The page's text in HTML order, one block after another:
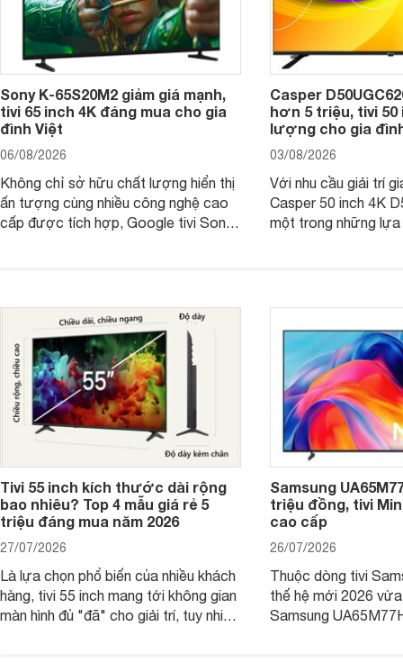
Sony K-65S20M2 giảm giá mạnh,
tivi 65 inch 4K đáng mua cho gia
đình Việt
06/08/2026
Không chỉ sở hữu chất lượng hiển thị
ấn tượng cùng nhiều công nghệ cao
cấp được tích hợp, Google tivi Sony
Casper
hơn 5 triệu, tivi 50
lượng cho gia
03/08/2026
Với nhu cầu giải trí
Casper 50 inch 4K
một trong những lựa
Tivi 55 inch kích thước dài rộng
bao nhiêu? Top 4 mẫu giá rẻ 5
triệu đáng mua năm 2026
27/07/2026
Là lựa chọn phổ biến của nhiều khách
hàng, tivi 55 inch mang tới không gian
màn hình đủ "đã" cho giải trí, tuy nhiên
Samsung
triệu đồng, tivi
cao cấp
26/07/2026
Thuộc dòng tivi
thế hệ mới 2026
Samsung